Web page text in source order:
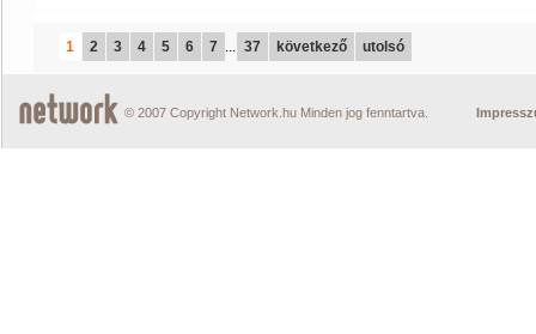
1 2 3 4 5 6 7 ... 37 következő utolsó
© 2007 Copyright Network.hu Minden jog fenntartva.